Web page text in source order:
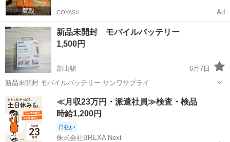
COYASH Ad
新品未開封 モバイルバッテリー
1,500円
郡山駅
6月7日
新品未開封 モバイルバッテリー サンワサプライ
福島 郡山市 郡山駅 その他 モバイルバッテリー
≪月収23万円・派遣社員≫検査・検品
時給1,200円
日払い
株式会社BREXA Next